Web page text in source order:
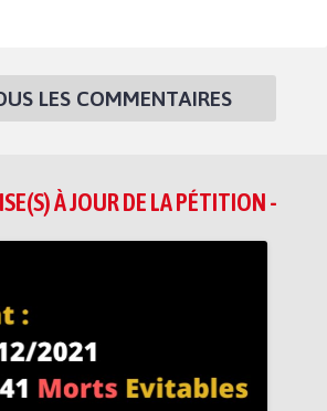
LES COMMENTAIRES
À JOUR DE LA PÉTITION -